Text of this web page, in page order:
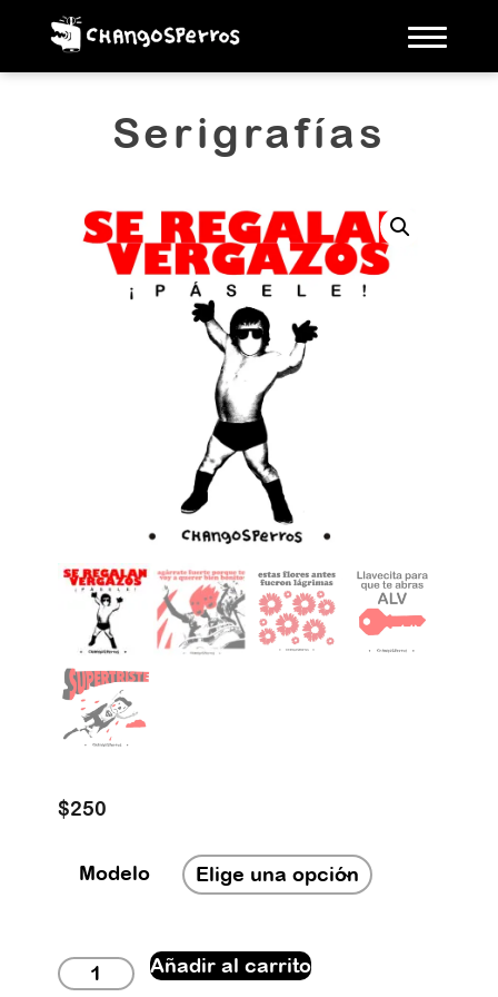
Toggle
Serigrafías
$250
Modelo
SerigrafíasAñadir al carrito